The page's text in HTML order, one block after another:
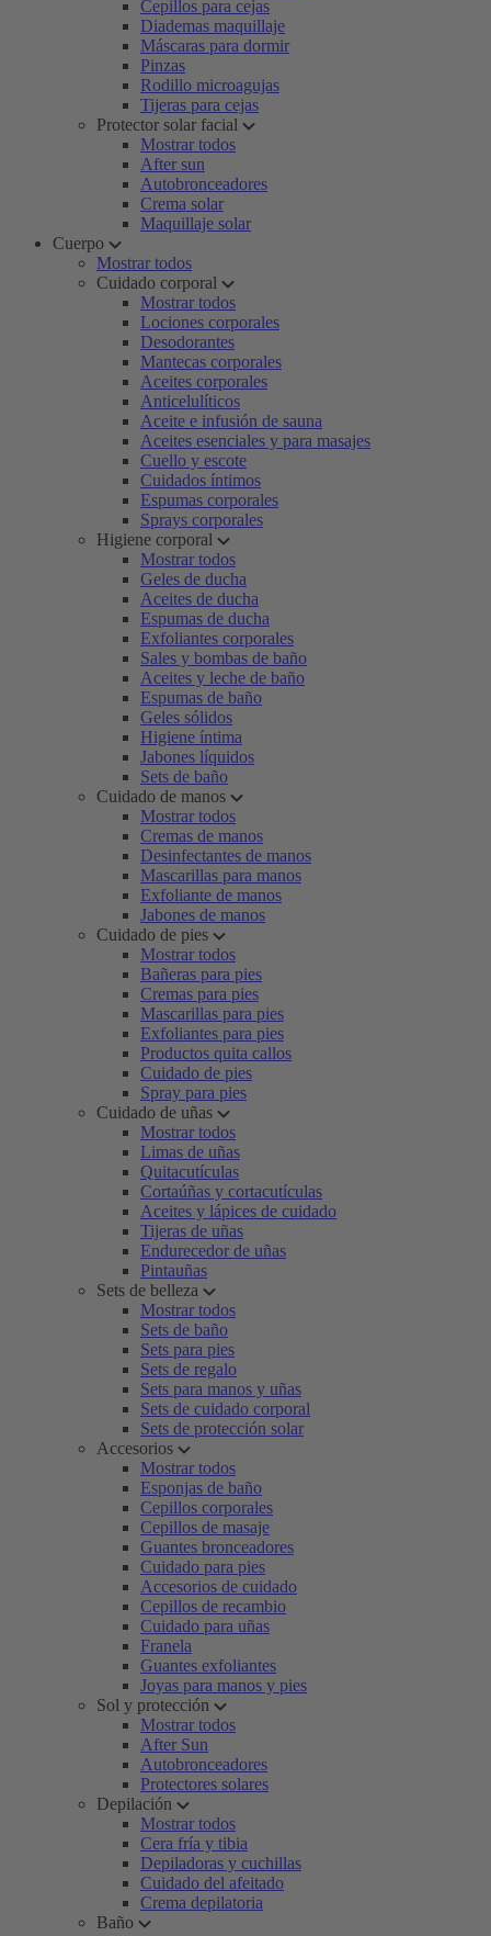
Cepillos para cejas
Diademas maquillaje
Máscaras para dormir
Pinzas
Rodillo microagujas
Tijeras para cejas
Protector solar facial
Mostrar todos
After sun
Autobronceadores
Crema solar
Maquillaje solar
Cuerpo
Mostrar todos
Cuidado corporal
Mostrar todos
Lociones corporales
Desodorantes
Mantecas corporales
Aceites corporales
Anticelulíticos
Aceite e infusión de sauna
Aceites esenciales y para masajes
Cuello y escote
Cuidados íntimos
Espumas corporales
Sprays corporales
Higiene corporal
Mostrar todos
Geles de ducha
Aceites de ducha
Espumas de ducha
Exfoliantes corporales
Sales y bombas de baño
Aceites y leche de baño
Espumas de baño
Geles sólidos
Higiene íntima
Jabones líquidos
Sets de baño
Cuidado de manos
Mostrar todos
Cremas de manos
Desinfectantes de manos
Mascarillas para manos
Exfoliante de manos
Jabones de manos
Cuidado de pies
Mostrar todos
Bañeras para pies
Cremas para pies
Mascarillas para pies
Exfoliantes para pies
Productos quita callos
Cuidado de pies
Spray para pies
Cuidado de uñas
Mostrar todos
Limas de uñas
Quitacutículas
Cortaúñas y cortacutículas
Aceites y lápices de cuidado
Tijeras de uñas
Endurecedor de uñas
Pintauñas
Sets de belleza
Mostrar todos
Sets de baño
Sets para pies
Sets de regalo
Sets para manos y uñas
Sets de cuidado corporal
Sets de protección solar
Accesorios
Mostrar todos
Esponjas de baño
Cepillos corporales
Cepillos de masaje
Guantes bronceadores
Cuidado para pies
Accesorios de cuidado
Cepillos de recambio
Cuidado para uñas
Franela
Guantes exfoliantes
Joyas para manos y pies
Sol y protección
Mostrar todos
After Sun
Autobronceadores
Protectores solares
Depilación
Mostrar todos
Cera fría y tibia
Depiladoras y cuchillas
Cuidado del afeitado
Crema depilatoria
Baño